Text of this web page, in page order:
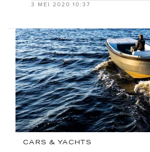
3 MEI 2020 10:37
CARS & YACHTS